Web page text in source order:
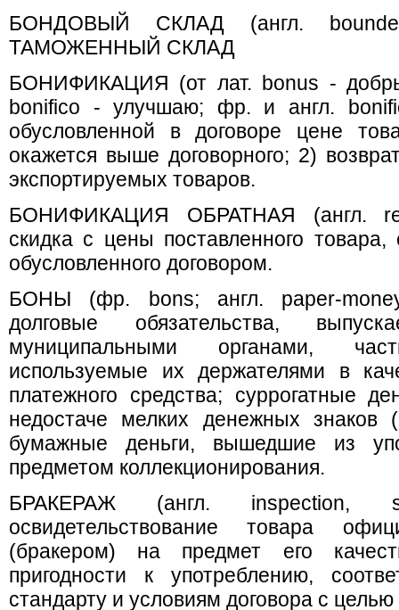
БОНДОВЫЙ СКЛАД (англ.
ТАМОЖЕННЫЙ СКЛАД
БОНИФИКАЦИЯ (от лат. bonus -
bonifico - улучшаю; фр. и англ.
обусловленной в договоре цене
окажется выше договорного; 2)
экспортируемых товаров.
БОНИФИКАЦИЯ ОБРАТНАЯ (англ.
скидка с цены поставленного
обусловленного договором.
БОНЫ (фр. bons; англ. paper-
долговые обязательства,
муниципальными органами,
используемые их держателями в
платежного средства; суррогатные
недостаче мелких денежных знаков
бумажные деньги, вышедшие из
предметом коллекционирования.
БРАКЕРАЖ (англ. inspection,
освидетельствование товара
(бракером) на предмет его
пригодности к употреблению,
стандарту и условиям договора с